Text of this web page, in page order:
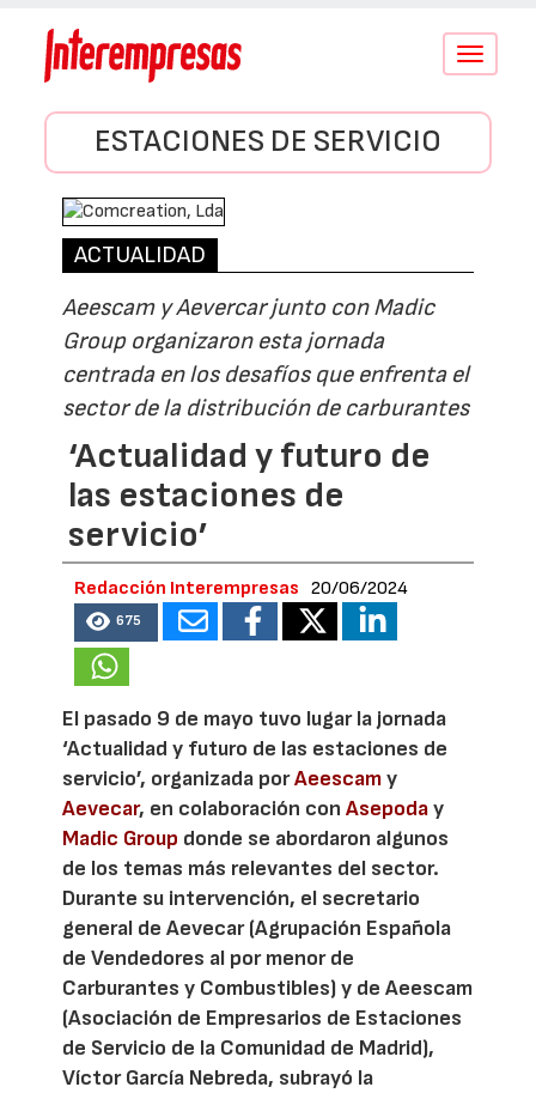
Conmutar
ESTACIONES DE SERVICIO
ACTUALIDAD
Aeescam y Aevercar junto con Madic
Group organizaron esta jornada
centrada en los desafíos que enfrenta el
sector de la distribución de carburantes
‘Actualidad y futuro de
las estaciones de
servicio’
Redacción Interempresas 20/06/2024
675
El pasado 9 de mayo tuvo lugar la jornada
‘Actualidad y futuro de las estaciones de
servicio’, organizada porAeescamy
Aevecar, en colaboración conAsepoday
Madic Group donde se abordaron algunos
de los temas más relevantes del sector.
Durante su intervención, el secretario
general de Aevecar (Agrupación Española
de Vendedores al por menor de
Carburantes y Combustibles) y de Aeescam
(Asociación de Empresarios de Estaciones
de Servicio de la Comunidad de Madrid),
Víctor García Nebreda, subrayó la